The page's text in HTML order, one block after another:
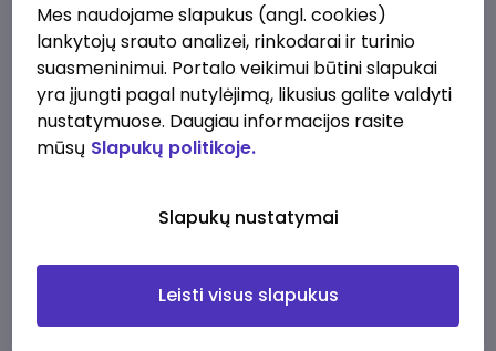
prieš 10 val.
IT sprendimų architektas (-ė) (Vilnius, LT)
JSC Lithuanian Railways
Mes naudojame slapukus (angl. cookies)
lankytojų srauto analizei, rinkodarai ir turinio
suasmeninimui. Portalo veikimui būtini slapukai
yra įjungti pagal nutylėjimą, likusius galite valdyti
nustatymuose. Daugiau informacijos rasite
mūsų Slapukų politikoje.
Slapukų nustatymai
Leisti visus slapukus